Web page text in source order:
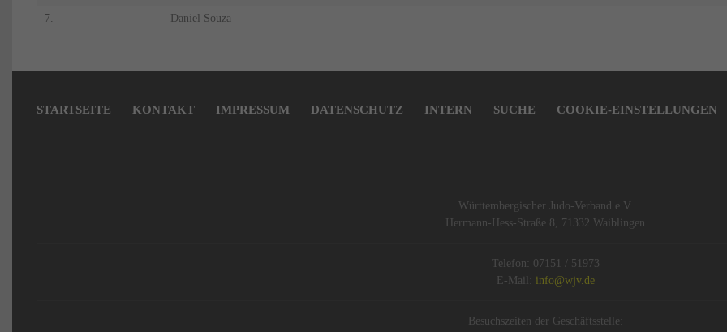
7. Daniel Souza
STARTSEITE KONTAKT IMPRESSUM DATENSCHUTZ INTERN SUCHE COOKIE-EINSTELLUNGEN
Württembergischer Judo-Verband e.V.
Hermann-Hess-Straße 8, 71332 Waiblingen
Telefon: 07151 / 51973
E-Mail: info@wjv.de
Besuchszeiten der Geschäftsstelle: